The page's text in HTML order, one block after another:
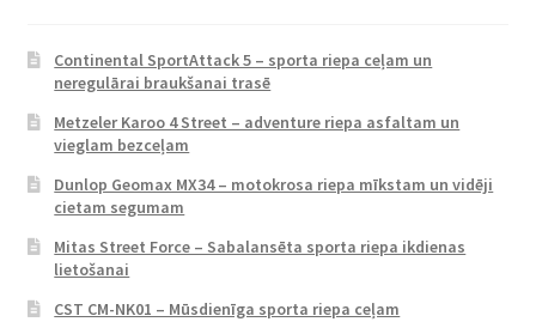
Continental SportAttack 5 – sporta riepa ceļam un
neregulārai braukšanai trasē
Metzeler Karoo 4 Street – adventure riepa asfaltam un
vieglam bezceļam
Dunlop Geomax MX34 – motokrosa riepa mīkstam un vidēji
cietam segumam
Mitas Street Force – Sabalansēta sporta riepa ikdienas
lietošanai
CST CM-NK01 – Mūsdienīga sporta riepa ceļam